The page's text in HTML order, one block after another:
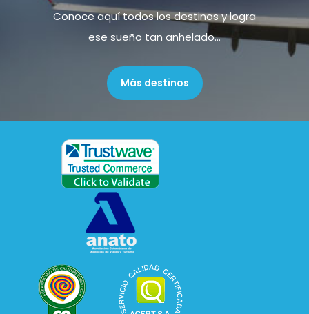
Conoce aquí todos los destinos y logra
ese sueño tan anhelado...
Más destinos